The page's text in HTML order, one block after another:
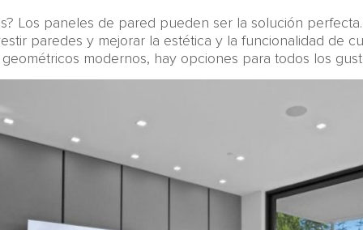
Los paneles de pared pueden ser la solución
paredes y mejorar la estética y la funcionalidad de
modernos, hay opciones para todos los